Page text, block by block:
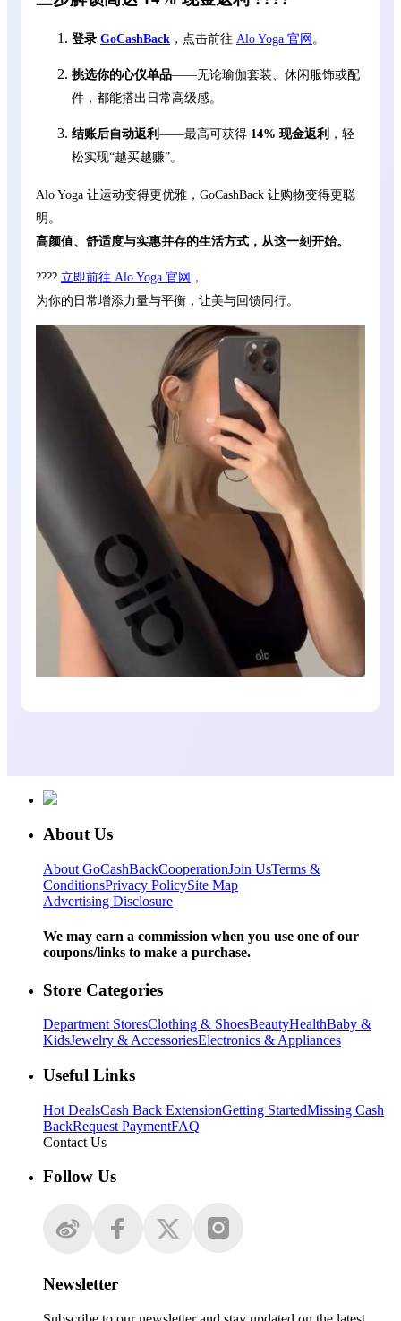
登录 GoCashBack ，点击前往 Alo Yoga 官网 。
挑选你的心仪单品——无论瑜伽套装、休闲服饰或配
件，都能搭出日常高级感。
结账后自动返利 ——最高可获得 14% 现金返利 ，轻
松实现“越买越赚”。
Alo Yoga 让运动变得更优雅，GoCashBack 让购物变得更聪
明。
高颜值、舒适度与实惠并存的生活方式，从这一刻开始。
???? 立即前往 Alo Yoga 官网 ，
为你的日常增添力量与平衡，让美与回馈同行。
About Us
About GoCashBackCooperationJoin UsTerms &
ConditionsPrivacy PolicySite Map
Advertising Disclosure
We may earn a commission when you use one of our
coupons/links to make a purchase.
Store Categories
Department StoresClothing & ShoesBeautyHealthBaby &
KidsJewelry & AccessoriesElectronics & Appliances
Useful Links
Hot DealsCash Back ExtensionGetting StartedMissing Cash
BackRequest PaymentFAQ
Contact Us
Follow Us
Newsletter